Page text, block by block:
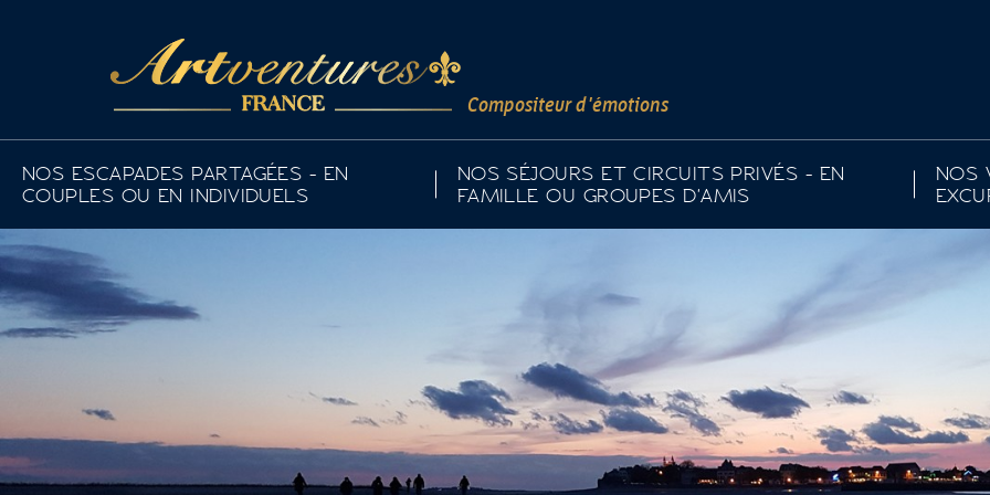
Compositeur d'émotions
NOS ESCAPADES PARTAGÉES - EN
COUPLES OU EN INDIVIDUELS
NOS SÉJOURS ET CIRCUITS PRIVÉS - EN
FAMILLE OU GROUPES D'AMIS
NOS